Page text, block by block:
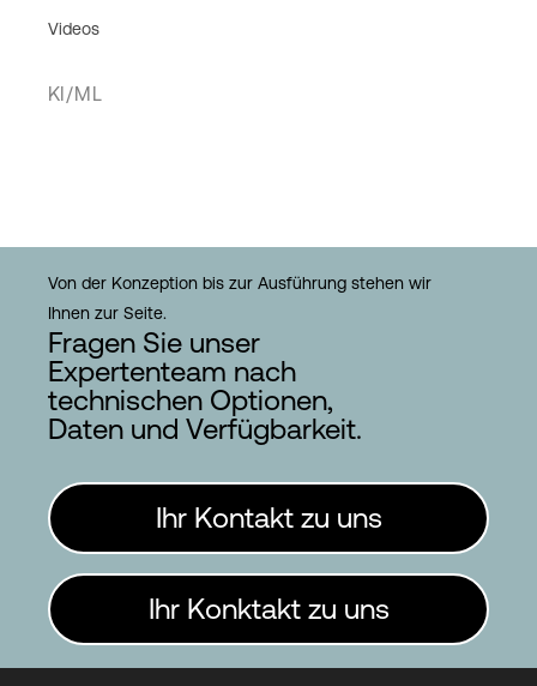
Videos
KI/ML
Von der Konzeption bis zur Ausführung stehen wir
Ihnen zur Seite.
Fragen Sie unser
Expertenteam nach
technischen Optionen,
Daten und Verfügbarkeit.
Ihr Kontakt zu uns
Ihr Konktakt zu uns